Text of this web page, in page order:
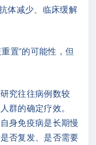
体减少、临床缓解
置”的可能性，但
究往往病例数较
群的确定疗效。
自身免疫病是长期慢
否复发、是否需要